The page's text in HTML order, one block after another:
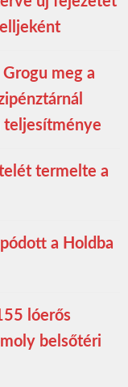
meg a
teljesítménye
termelte a
a Holdba
lóerős
belsőtéri